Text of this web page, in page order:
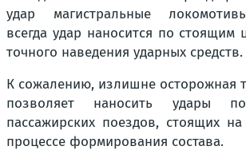
удар магистральные
всегда удар наносится по стоящим
точного наведения ударных средств.
К сожалению, излишне осторожная
позволяет наносить удары
пассажирских поездов, стоящих
процессе формирования состава.